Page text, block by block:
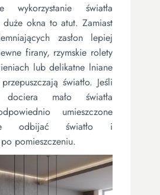
wykorzystanie światła
okna to atut. Zamiast
zasłon lepiej
firany, rzymskie rolety
lub delikatne lniane
światło. Jeśli
mało światła
umieszczone
odbijać światło i
pomieszczeniu.